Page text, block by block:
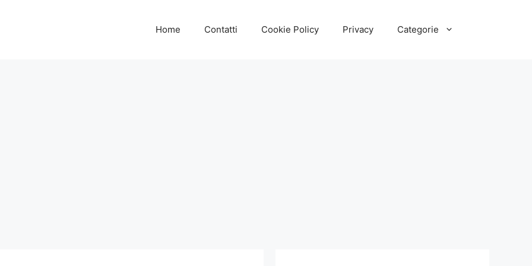
Home Contatti Cookie Policy Privacy Categorie